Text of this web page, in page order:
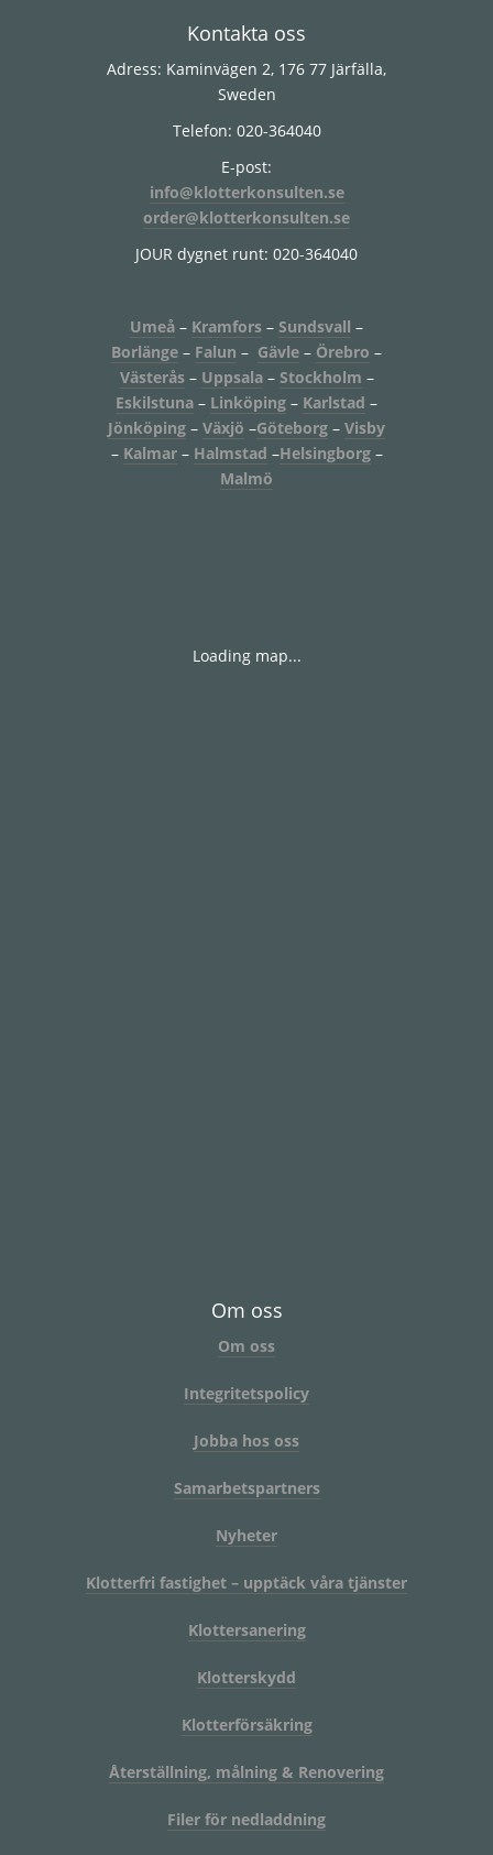
Kontakta oss
Adress: Kaminvägen 2, 176 77 Järfälla,
Sweden
Telefon: 020-364040
E-post:
info@klotterkonsulten.se
order@klotterkonsulten.se
JOUR dygnet runt: 020-364040
Umeå – Kramfors – Sundsvall –
Borlänge – Falun – Gävle – Örebro –
Västerås– Uppsala– Stockholm –
Eskilstuna – Linköping – Karlstad –
Jönköping – Växjö –Göteborg – Visby
– Kalmar– Halmstad –Helsingborg–
Malmö
Loading map...
Om oss
Om oss
Integritetspolicy
Jobba hos oss
Samarbetspartners
Nyheter
Klotterfri fastighet – upptäck våra tjänster
Klottersanering
Klotterskydd
Klotterförsäkring
Återställning, målning & Renovering
Filer för nedladdning